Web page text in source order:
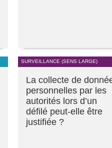
SURVEILLANCE (SENS LARGE)
La collecte de
personnelles par les
autorités lors d’un
défilé peut-elle être
justifiée ?